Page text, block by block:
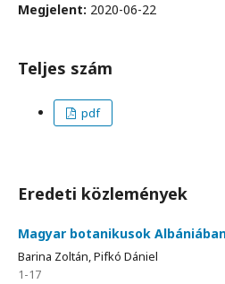
Megjelent: 2020-06-22
Teljes szám
pdf
Eredeti közlemények
Magyar botanikusok
Barina Zoltán, Pifkó Dániel
1-17